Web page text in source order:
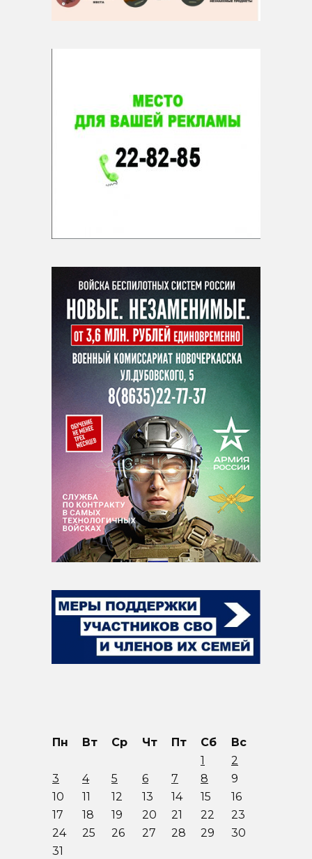
Пн Вт Ср Чт Пт Сб
Вс
1
2
3
4 5 6 7 8
9
10
11 12 13 14 15
16
17
18 19 20 21 22
23
24
25 26 27 28 29
30
31